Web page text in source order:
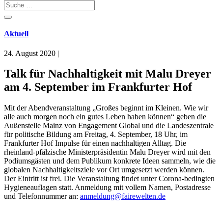
Aktuell
24. August 2020 |
Talk für Nachhaltigkeit mit Malu Dreyer
am 4. September im Frankfurter Hof
Mit der Abendveranstaltung „Großes beginnt im Kleinen. Wie wir
alle auch morgen noch ein gutes Leben haben können“ geben die
Außenstelle Mainz von Engagement Global und die Landeszentrale
für politische Bildung am Freitag, 4. September, 18 Uhr, im
Frankfurter Hof Impulse für einen nachhaltigen Alltag. Die
rheinland-pfälzische Ministerpräsidentin Malu Dreyer wird mit den
Podiumsgästen und dem Publikum konkrete Ideen sammeln, wie die
globalen Nachhaltigkeitsziele vor Ort umgesetzt werden können.
Der Eintritt ist frei. Die Veranstaltung findet unter Corona-bedingten
Hygieneauflagen statt. Anmeldung mit vollem Namen, Postadresse
und Telefonnummer an: anmeldung@fairewelten.de